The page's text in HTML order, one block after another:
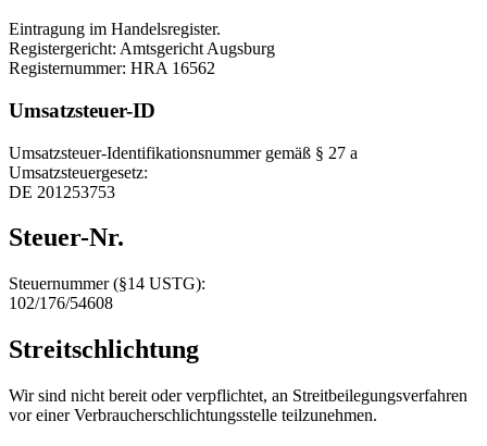
Eintragung im Handelsregister.
Registergericht: Amtsgericht Augsburg
Registernummer: HRA 16562
Umsatzsteuer-ID
Umsatzsteuer-Identifikationsnummer gemäß § 27 a
Umsatzsteuergesetz:
DE 201253753
Steuer-Nr.
Steuernummer (§14 USTG):
102/176/54608
Streitschlichtung
Wir sind nicht bereit oder verpflichtet, an Streitbeilegungsverfahren
vor einer Verbraucherschlichtungsstelle teilzunehmen.